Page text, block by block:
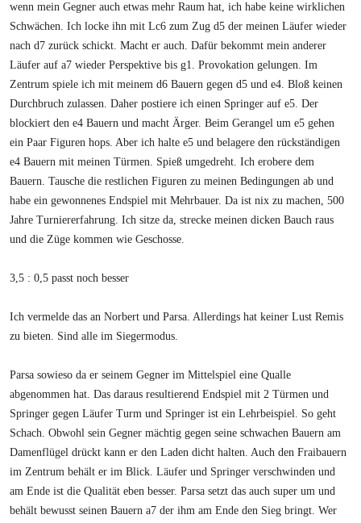
wenn mein Gegner auch etwas mehr Raum hat, ich habe keine wirklichen
Schwächen. Ich locke ihn mit Lc6 zum Zug d5 der meinen Läufer wieder
nach d7 zurück schickt. Macht er auch. Dafür bekommt mein anderer
Läufer auf a7 wieder Perspektive bis g1. Provokation gelungen. Im
Zentrum spiele ich mit meinem d6 Bauern gegen d5 und e4. Bloß keinen
Durchbruch zulassen. Daher postiere ich einen Springer auf e5. Der
blockiert den e4 Bauern und macht Ärger. Beim Gerangel um e5 gehen
ein Paar Figuren hops. Aber ich halte e5 und belagere den rückständigen
e4 Bauern mit meinen Türmen. Spieß umgedreht. Ich erobere dem
Bauern. Tausche die restlichen Figuren zu meinen Bedingungen ab und
habe ein gewonnenes Endspiel mit Mehrbauer. Da ist nix zu machen, 500
Jahre Turniererfahrung. Ich sitze da, strecke meinen dicken Bauch raus
und die Züge kommen wie Geschosse.
3,5 : 0,5 passt noch besser
Ich vermelde das an Norbert und Parsa. Allerdings hat keiner Lust Remis
zu bieten. Sind alle im Siegermodus.
Parsa sowieso da er seinem Gegner im Mittelspiel eine Qualle
abgenommen hat. Das daraus resultierend Endspiel mit 2 Türmen und
Springer gegen Läufer Turm und Springer ist ein Lehrbeispiel. So geht
Schach. Obwohl sein Gegner mächtig gegen seine schwachen Bauern am
Damenflügel drückt kann er den Laden dicht halten. Auch den Fraibauern
im Zentrum behält er im Blick. Läufer und Springer verschwinden und
am Ende ist die Qualität eben besser. Parsa setzt das auch super um und
behält bewusst seinen Bauern a7 der ihm am Ende den Sieg bringt. Wer